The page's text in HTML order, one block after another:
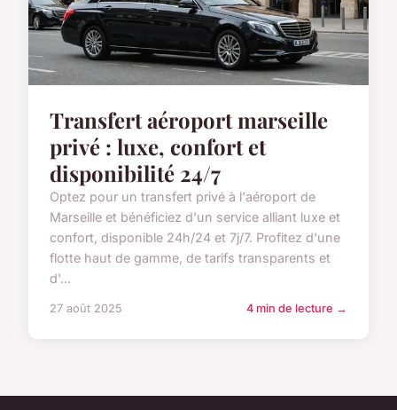
Transfert aéroport marseille
privé : luxe, confort et
disponibilité 24/7
Optez pour un transfert privé à l'aéroport de
Marseille et bénéficiez d'un service alliant luxe et
confort, disponible 24h/24 et 7j/7. Profitez d'une
flotte haut de gamme, de tarifs transparents et
d'...
27 août 2025 4 min de lecture →